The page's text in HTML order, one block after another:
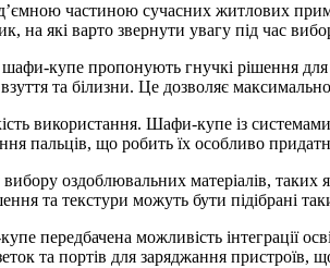
частиною сучасних житлових
на які варто звернути увагу під час
купе пропонують гнучкі рішення
та білизни. Це дозволяє
використання. Шафи-купе із
пальців, що робить їх особливо
оздоблювальних матеріалів, таких
та текстури можуть бути
передбачена можливість інтеграції
та портів для заряджання пристроїв,